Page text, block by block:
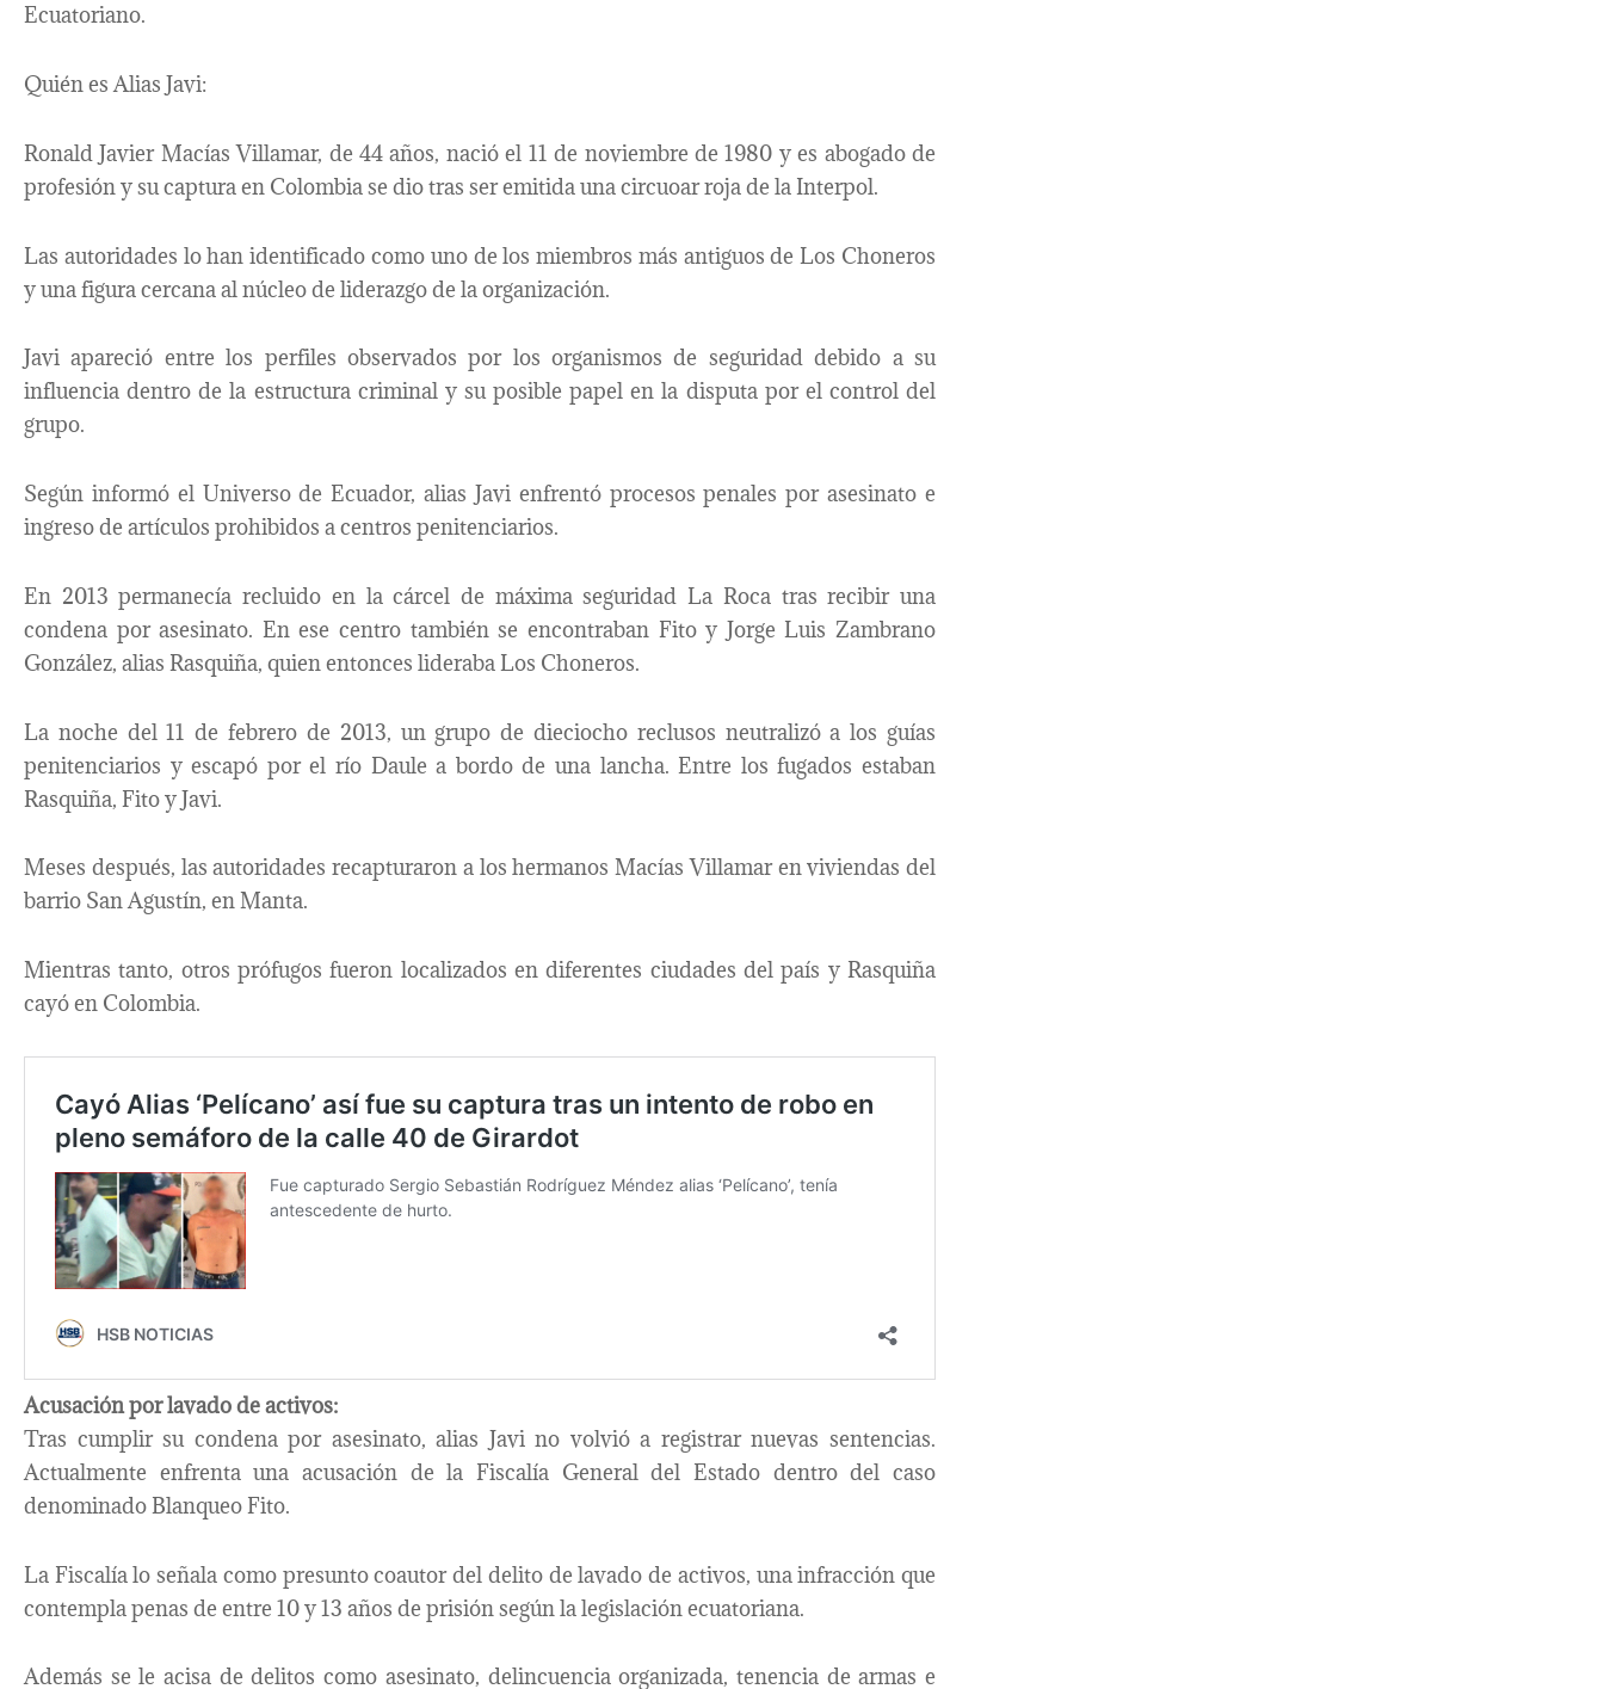
Ecuatoriano.
Quién es Alias Javi:
Ronald Javier Macías Villamar, de 44 años, nació el 11 de noviembre de 1980 y es abogado de
profesión y su captura en Colombia se dio tras ser emitida una circuoar roja de la Interpol.
Las autoridades lo han identificado como uno de los miembros más antiguos de Los Choneros
y una figura cercana al núcleo de liderazgo de la organización.
Javi apareció entre los perfiles observados por los organismos de seguridad debido a su
influencia dentro de la estructura criminal y su posible papel en la disputa por el control del
grupo.
Según informó el Universo de Ecuador, alias Javi enfrentó procesos penales por asesinato e
ingreso de artículos prohibidos a centros penitenciarios.
En 2013 permanecía recluido en la cárcel de máxima seguridad La Roca tras recibir una
condena por asesinato. En ese centro también se encontraban Fito y Jorge Luis Zambrano
González, alias Rasquiña, quien entonces lideraba Los Choneros.
La noche del 11 de febrero de 2013, un grupo de dieciocho reclusos neutralizó a los guías
penitenciarios y escapó por el río Daule a bordo de una lancha. Entre los fugados estaban
Rasquiña, Fito y Javi.
Meses después, las autoridades recapturaron a los hermanos Macías Villamar en viviendas del
barrio San Agustín, en Manta.
Mientras tanto, otros prófugos fueron localizados en diferentes ciudades del país y Rasquiña
cayó en Colombia.
Acusación por lavado de activos:
Tras cumplir su condena por asesinato, alias Javi no volvió a registrar nuevas sentencias.
Actualmente enfrenta una acusación de la Fiscalía General del Estado dentro del caso
denominado Blanqueo Fito.
La Fiscalía lo señala como presunto coautor del delito de lavado de activos, una infracción que
contempla penas de entre 10 y 13 años de prisión según la legislación ecuatoriana.
Además se le acisa de delitos como asesinato, delincuencia organizada, tenencia de armas e